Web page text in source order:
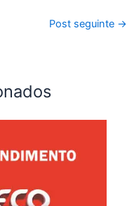
Post seguinte →